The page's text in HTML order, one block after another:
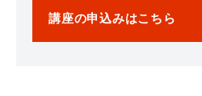
講座の申込みはこちら